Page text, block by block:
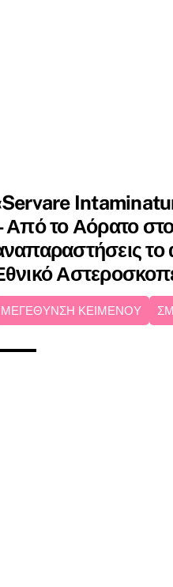
Από το Αόρατο
το
ΜΕΓΕΘΥΝΣΗ ΚΕΙΜΕΝΟΥ